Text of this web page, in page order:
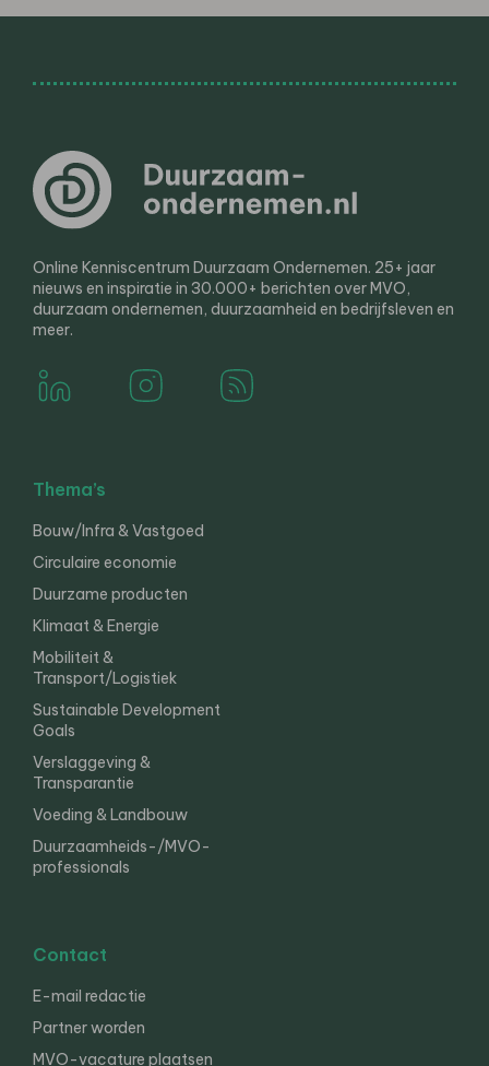
Online Kenniscentrum Duurzaam Ondernemen. 25+ jaar
nieuws en inspiratie in 30.000+ berichten over MVO,
duurzaam ondernemen, duurzaamheid en bedrijfsleven en
meer.
Thema’s
Bouw/Infra & Vastgoed
Circulaire economie
Duurzame producten
Klimaat & Energie
Mobiliteit &
Transport/Logistiek
Sustainable Development
Goals
Verslaggeving &
Transparantie
Voeding & Landbouw
Duurzaamheids-/MVO-
professionals
Contact
E-mail redactie
Partner worden
MVO-vacature plaatsen